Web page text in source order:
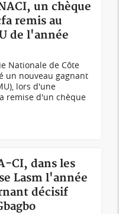
un chèque
remis au
de l'année
Nationale de Côte
un nouveau gagnant
lors d'une
remise d'un chèque
CI, dans les
Lasm l'année
décisif